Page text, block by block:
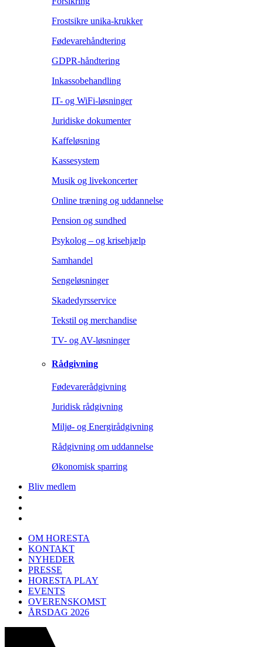
Frostsikre unika-krukker
Fødevarehåndtering
GDPR-håndtering
Inkassobehandling
IT- og WiFi-løsninger
Juridiske dokumenter
Kaffeløsning
Kassesystem
Musik og livekoncerter
Online træning og uddannelse
Pension og sundhed
Psykolog – og krisehjælp
Samhandel
Sengeløsninger
Skadedyrsservice
Tekstil og merchandise
TV- og AV-løsninger
Rådgivning
Fødevarerådgivning
Juridisk rådgivning
Miljø- og Energirådgivning
Rådgivning om uddannelse
Økonomisk sparring
Bliv medlem
OM HORESTA
KONTAKT
NYHEDER
PRESSE
HORESTA PLAY
EVENTS
OVERENSKOMST
ÅRSDAG 2026